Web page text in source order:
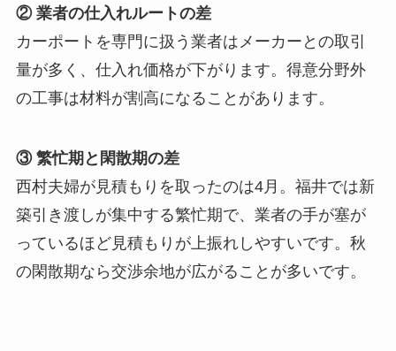
② 業者の仕入れルートの差
カーポートを専門に扱う業者はメーカーとの取引
量が多く、仕入れ価格が下がります。得意分野外
の工事は材料が割高になることがあります。
③ 繁忙期と閑散期の差
西村夫婦が見積もりを取ったのは4月。福井では新
築引き渡しが集中する繁忙期で、業者の手が塞が
っているほど見積もりが上振れしやすいです。秋
の閑散期なら交渉余地が広がることが多いです。